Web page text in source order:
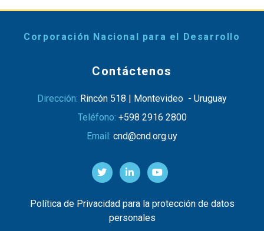
Corporación Nacional para el Desarrollo
Contáctenos
Dirección: Rincón 518 | Montevideo - Uruguay
Teléfono: +598 2916 2800
Email: cnd@cnd.org.uy
Política de Privacidad para la protección de datos
personales